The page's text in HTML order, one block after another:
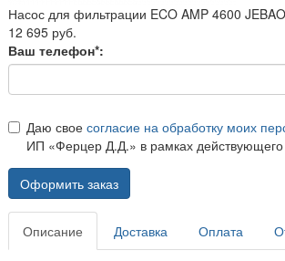
Насос для фильтрации ECO AMP 4600 JEBAO
12 695 руб.
Ваш телефон*:
Даю свое согласие на обработку моих
ИП «Ферцер Д.Д.» в рамках действующего
Оформить заказ
Описание Доставка Оплата